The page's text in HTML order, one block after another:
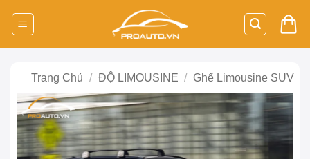
Trang Chủ / ĐỘ LIMOUSINE / Ghế Limousine SUV